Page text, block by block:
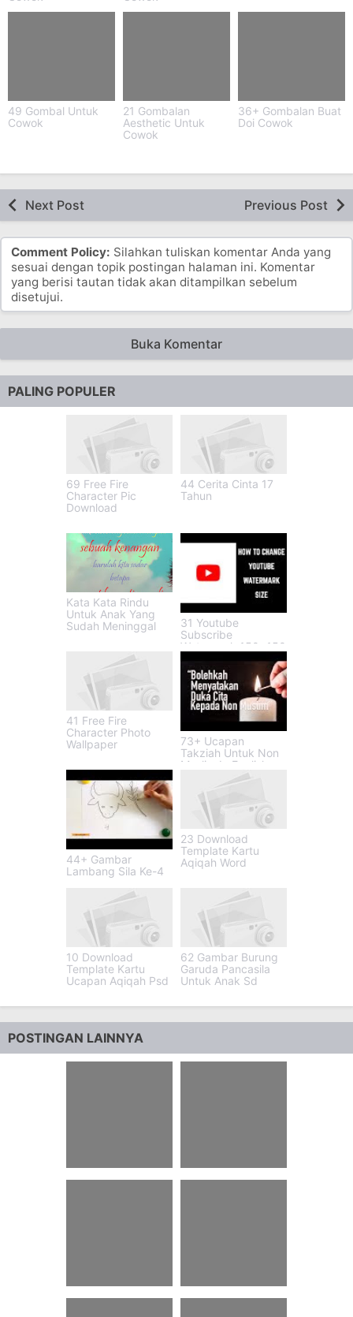
49 Gombal Untuk
Cowok
21 Gombalan
Aesthetic Untuk
Cowok
36+ Gombalan Buat
Doi Cowok
Next Post Previous Post
Comment Policy: Silahkan tuliskan komentar Anda yang
sesuai dengan topik postingan halaman ini. Komentar
yang berisi tautan tidak akan ditampilkan sebelum
disetujui.
Buka Komentar
PALING POPULER
69 Free Fire
Character Pic
Download
44 Cerita Cinta 17
Tahun
Kata Kata Rindu
Untuk Anak Yang
Sudah Meninggal
31 Youtube
Subscribe
Watermark 150x150
41 Free Fire
Character Photo
Wallpaper
73+ Ucapan
Takziah Untuk Non
Muslim In English
44+ Gambar
Lambang Sila Ke-4
23 Download
Template Kartu
Aqiqah Word
10 Download
Template Kartu
Ucapan Aqiqah Psd
62 Gambar Burung
Garuda Pancasila
Untuk Anak Sd
POSTINGAN LAINNYA
52 Sandiwara
22 Pantun Gombal
54 Kata Kata Gus
99 Download Novel